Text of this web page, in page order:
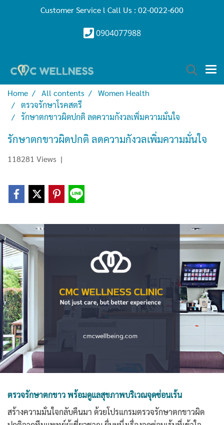
Customer Service l Call Us : 02-0022-600
0904077988
Home All contents
Women Health
ตรวจรักษาโรคสตรี
รักษาตกขาวผิดปกติ ลดความกังวลเพิ่มความมั่นใจ
รักษาตกขาวผิดปกติ ลดความกังวลเพิ่มความมั่นใจ
118281 Views |
ตรวจรักษาตกขาว พร้อมดูแลสุขภาพบริเวณจุดซ่อนเร้น
สร้างความมั่นใจกลับคืนมา ด้วยโปรแกรมตรวจรักษาตกขาวผิด